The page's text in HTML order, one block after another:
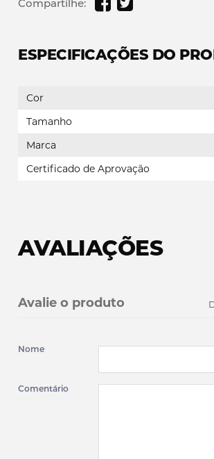
Compartilhe:
ESPECIFICAÇÕES DO
Cor
Tamanho
Marca
Certificado de Aprovação
AVALIAÇÕES
Avalie o produto
Nome
Comentário